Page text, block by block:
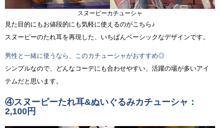
スヌーピーカチューシャ
見た目的にもお値段的にも気軽に使えるのがこちら♪
スヌーピーのたれ耳を再現した、いちばんベーシックなデザインです。
男性と一緒に使うなら、このカチューシャがおすすめ◎
シンプルなので、どんなコーデにも合わせやすい、活躍の場が多いアイ
テムだと思います。
④スヌーピーたれ耳&ぬいぐるみカチューシャ：
2,100円